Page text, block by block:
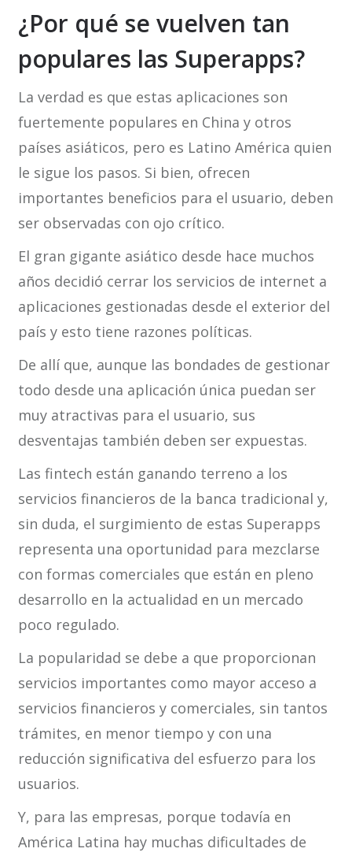
¿Por qué se vuelven tan
populares las Superapps?
La verdad es que estas aplicaciones son
fuertemente populares en China y otros
países asiáticos, pero es Latino América quien
le sigue los pasos. Si bien, ofrecen
importantes beneficios para el usuario, deben
ser observadas con ojo crítico.
El gran gigante asiático desde hace muchos
años decidió cerrar los servicios de internet a
aplicaciones gestionadas desde el exterior del
país y esto tiene razones políticas.
De allí que, aunque las bondades de gestionar
todo desde una aplicación única puedan ser
muy atractivas para el usuario, sus
desventajas también deben ser expuestas.
Las fintech están ganando terreno a los
servicios financieros de la banca tradicional y,
sin duda, el surgimiento de estas Superapps
representa una oportunidad para mezclarse
con formas comerciales que están en pleno
desarrollo en la actualidad en un mercado
poco regulado.
La popularidad se debe a que proporcionan
servicios importantes como mayor acceso a
servicios financieros y comerciales, sin tantos
trámites, en menor tiempo y con una
reducción significativa del esfuerzo para los
usuarios.
Y, para las empresas, porque todavía en
América Latina hay muchas dificultades de